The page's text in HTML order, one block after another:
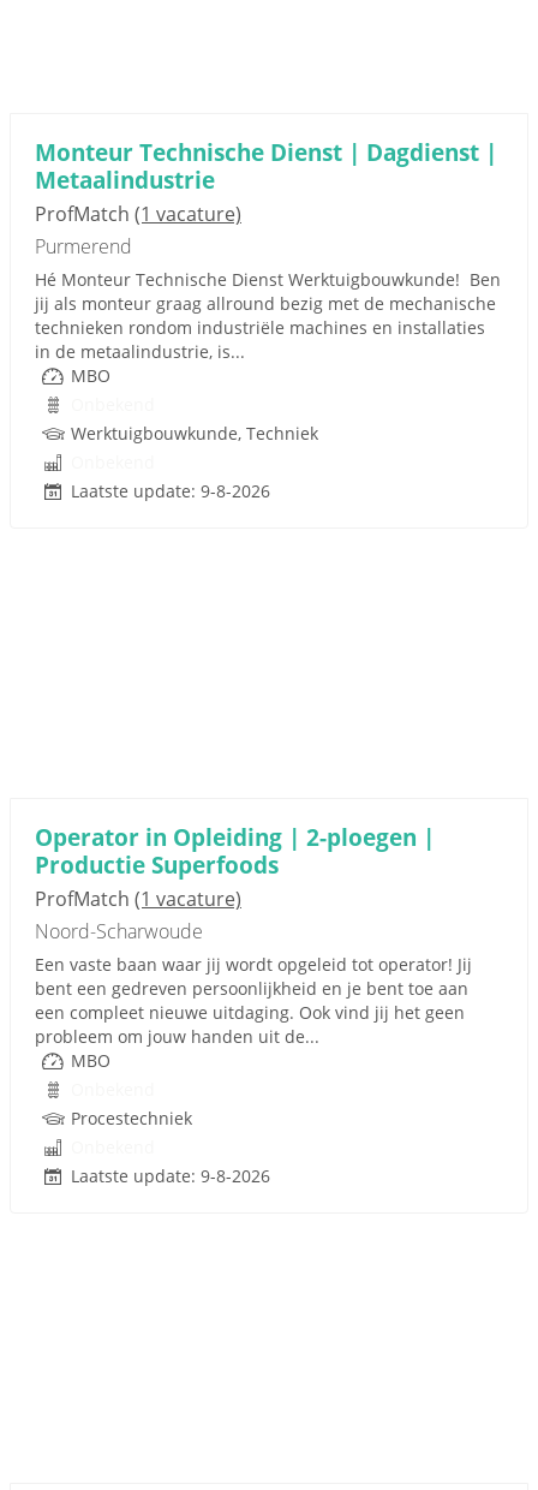
Monteur Technische Dienst | Dagdienst |
Metaalindustrie
ProfMatch (1 vacature)
Purmerend
Hé Monteur Technische Dienst Werktuigbouwkunde! Ben
jij als monteur graag allround bezig met de mechanische
technieken rondom industriële machines en installaties
in de metaalindustrie, is...
MBO
Werktuigbouwkunde, Techniek
Laatste update: 9-8-2026
Operator in Opleiding | 2-ploegen |
Productie Superfoods
ProfMatch (1 vacature)
Noord-Scharwoude
Een vaste baan waar jij wordt opgeleid tot operator! Jij
bent een gedreven persoonlijkheid en je bent toe aan
een compleet nieuwe uitdaging. Ook vind jij het geen
probleem om jouw handen uit de...
MBO
Procestechniek
Laatste update: 9-8-2026